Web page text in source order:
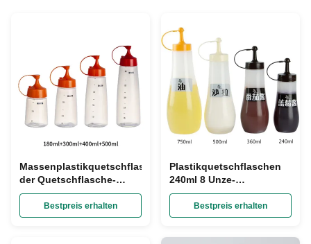
Massenplastikquetschflasche
der Quetschflasche-
Salat-Ketschup-Soßen-
500ml mit Flip Top Cap
Bestpreis erhalten
Plastikquetschflaschen
240ml 8 Unze-
Würzzufuhr-leerer
Plastiksoßen-Flaschen
SGS
Bestpreis erhalten